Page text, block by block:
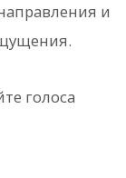
и
голоса